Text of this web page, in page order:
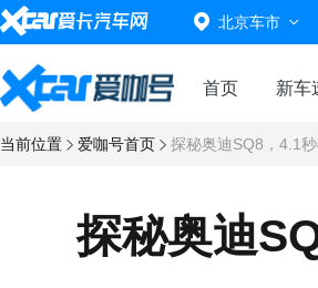
北京车市
首页 新车
当前位置 爱咖号首页 探秘奥迪SQ8，4.1
探秘奥迪